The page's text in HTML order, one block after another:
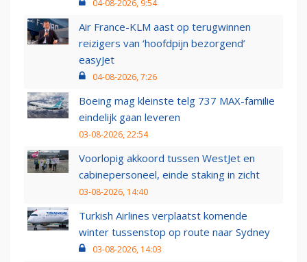
04-08-2026, 9:54
Air France-KLM aast op terugwinnen
reizigers van ‘hoofdpijn bezorgend’
easyJet
04-08-2026, 7:26
Boeing mag kleinste telg 737 MAX-familie
eindelijk gaan leveren
03-08-2026, 22:54
Voorlopig akkoord tussen WestJet en
cabinepersoneel, einde staking in zicht
03-08-2026, 14:40
Turkish Airlines verplaatst komende
winter tussenstop op route naar Sydney
03-08-2026, 14:03